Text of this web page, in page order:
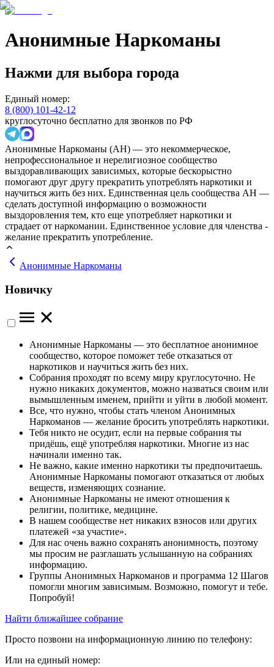
Анонимные Наркоманы
Нажми для выбора города
Единый номер:
8 (800) 101-42-12
круглосуточно бесплатно для звонков по РФ
Анонимные Наркоманы (АН) — это некоммерческое,
непрофессиональное и нерелигиозное сообщество
выздоравливающих зависимых, которые бескорыстно
помогают друг другу прекратить употреблять наркотики и
научиться жить без них. Единственная цель сообщества АН —
сделать доступной информацию о возможности
выздоровления тем, кто еще употребляет наркотики и
страдает от наркомании. Единственное условие для членства -
желание прекратить употребление.
Анонимные Наркоманы
Новичку
Анонимные Наркоманы — это бесплатное анонимное
сообщество, которое поможет тебе отказаться от
наркотиков и научиться жить без них.
Собрания проходят по всему миру круглосуточно. Не
нужно никаких документов, можно назваться своим или
вымышленным именем, прийти и уйти в любой момент.
Все, что нужно, чтобы стать членом Анонимных
Наркоманов — желание бросить употреблять наркотики.
Тебя никто не осудит, если на первые собрания ты
придёшь, ещё употребляя наркотики. Многие из нас
начинали именно так.
Не важно, какие именно наркотики ты предпочитаешь.
Анонимные Наркоманы помогают отказаться от любых
веществ, изменяющих сознание.
Анонимные Наркоманы не имеют отношения к
религии, политике, медицине.
В нашем сообществе нет никаких взносов или других
платежей «за участие».
Для нас очень важно сохранять анонимность, поэтому
мы просим не разглашать услышанную на собраниях
информацию.
Группы Анонимных Наркоманов и программа 12 Шагов
помогли многим зависимым. Возможно, помогут и тебе.
Попробуй!
Найти ближайшее собрание
Просто позвони на информационную линию по телефону:
Или на единый номер: